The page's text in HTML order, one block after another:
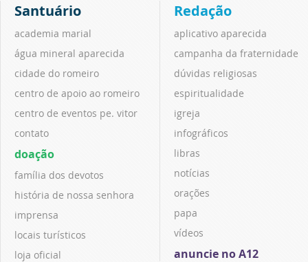
Santuário
academia marial
água mineral aparecida
cidade do romeiro
centro de apoio ao romeiro
centro de eventos pe. vitor
contato
doação
família dos devotos
história de nossa senhora
imprensa
locais turísticos
loja oficial
Redação
aplicativo aparecida
campanha da fraternidade
dúvidas religiosas
espiritualidade
igreja
infográficos
libras
notícias
orações
papa
vídeos
anuncie no A12